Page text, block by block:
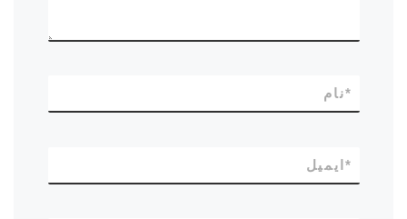
نام*
ایمیل *